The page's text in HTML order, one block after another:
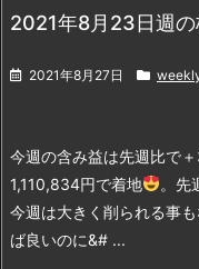
2021年8月23日週の
2021年8月27日
今週の含み益は先週比で
1,110,834円で着地
。 先
今週は大きく削られる事
ば良いのに&# ...